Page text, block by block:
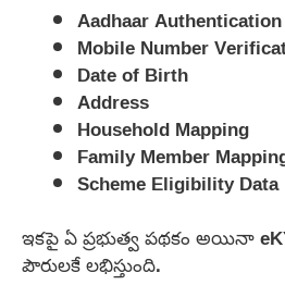
Aadhaar Authentication
Mobile Number
Date of Birth
Address
Household Mapping
Family Member
Scheme Eligibility Data
ఇకపై ఏ ప్రభుత్వ పథకం అయినా
పౌరులకే లభిస్తుంది.